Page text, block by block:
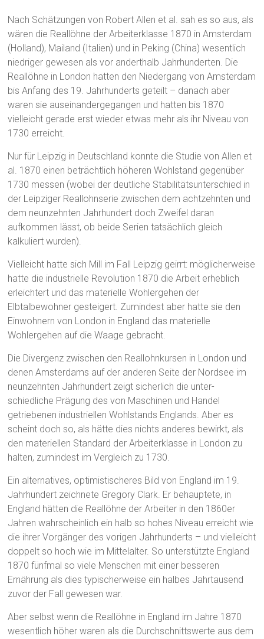
Nach Schätzungen von Robert Allen et al. sah es so aus, als
wären die Reallöhne der Arbeiterklasse 1870 in Amsterdam
(Holland), Mailand (Italien) und in Peking (China) wesentlich
niedriger gewesen als vor anderthalb Jahrhunderten. Die
Reallöhne in London hatten den Niedergang von Amsterdam
bis Anfang des 19. Jahrhunderts geteilt – danach aber
waren sie auseinandergegangen und hatten bis 1870
vielleicht gerade erst wieder etwas mehr als ihr Niveau von
1730 erreicht.
Nur für Leipzig in Deutschland konnte die Studie von Allen et
al. 1870 einen beträchtlich höheren Wohlstand gegenüber
1730 messen (wobei der deutliche Stabilitätsunterschied in
der Leipziger Reallohnserie zwischen dem achtzehnten und
dem neunzehnten Jahrhundert doch Zweifel daran
aufkommen lässt, ob beide Serien tatsächlich gleich
kalkuliert wurden).
Vielleicht hatte sich Mill im Fall Leipzig geirrt: möglicherweise
hatte die industrielle Revolution 1870 die Arbeit erheblich
erleichtert und das materielle Wohlergehen der
Elbtalbewohner gesteigert. Zumindest aber hatte sie den
Einwohnern von London in England das materielle
Wohlergehen auf die Waage gebracht.
Die Divergenz zwischen den Reallohnkursen in London und
denen Amsterdams auf der anderen Seite der Nordsee im
neunzehnten Jahrhundert zeigt sicherlich die unter-
schiedliche Prägung des von Maschinen und Handel
getriebenen industriellen Wohlstands Englands. Aber es
scheint doch so, als hätte dies nichts anderes bewirkt, als
den materiellen Standard der Arbeiterklasse in London zu
halten, zumindest im Vergleich zu 1730.
Ein alternatives, optimistischeres Bild von England im 19.
Jahrhundert zeichnete Gregory Clark. Er behauptete, in
England hätten die Reallöhne der Arbeiter in den 1860er
Jahren wahrscheinlich ein halb so hohes Niveau erreicht wie
die ihrer Vorgänger des vorigen Jahrhunderts – und vielleicht
doppelt so hoch wie im Mittelalter. So unterstützte England
1870 fünfmal so viele Menschen mit einer besseren
Ernährung als dies typischerweise ein halbes Jahrtausend
zuvor der Fall gewesen war.
Aber selbst wenn die Reallöhne in England im Jahre 1870
wesentlich höher waren als die Durchschnittswerte aus dem